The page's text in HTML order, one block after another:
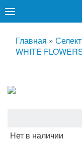
Главная »
WHITE
Нет в наличии